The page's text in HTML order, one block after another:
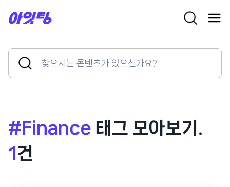
Search
Search
Button
#Finance 태그 모아보기.
1 건